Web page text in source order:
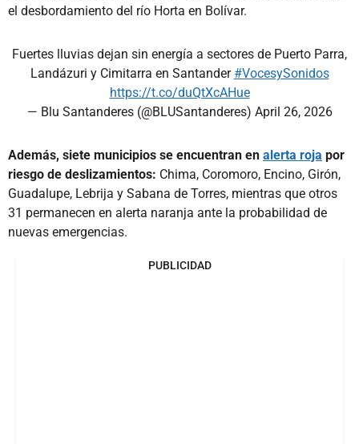
el desbordamiento del río Horta en Bolívar.
Fuertes lluvias dejan sin energía a sectores de Puerto Parra,
Landázuri y Cimitarra en Santander #VocesySonidos
https://t.co/duQtXcAHue
— Blu Santanderes (@BLUSantanderes) April 26, 2026
Además, siete municipios se encuentran en alerta roja por
riesgo de deslizamientos: Chima, Coromoro, Encino, Girón,
Guadalupe, Lebrija y Sabana de Torres, mientras que otros
31 permanecen en alerta naranja ante la probabilidad de
nuevas emergencias.
PUBLICIDAD